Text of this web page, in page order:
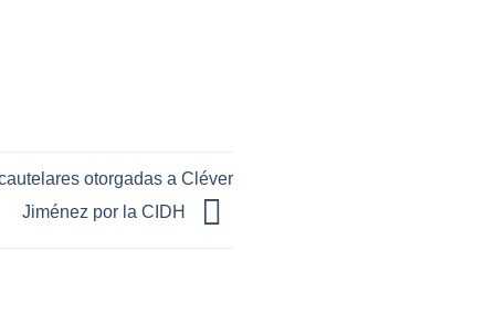
otorgadas a Cléver
Jiménez por la CIDH